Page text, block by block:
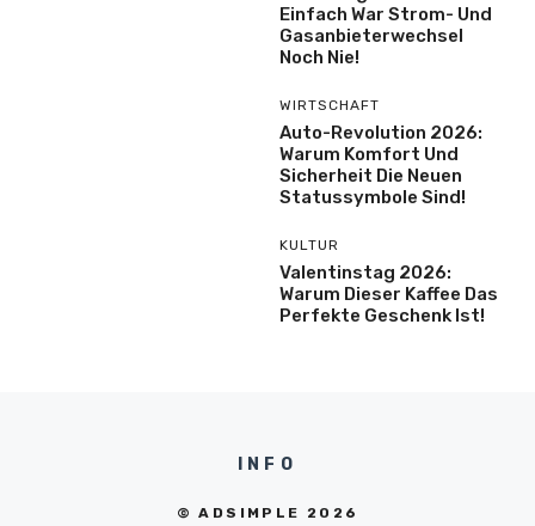
Einfach War Strom- Und
Gasanbieterwechsel
Noch Nie!
WIRTSCHAFT
Auto-Revolution 2026:
Warum Komfort Und
Sicherheit Die Neuen
Statussymbole Sind!
KULTUR
Valentinstag 2026:
Warum Dieser Kaffee Das
Perfekte Geschenk Ist!
INFO
© ADSIMPLE 2026